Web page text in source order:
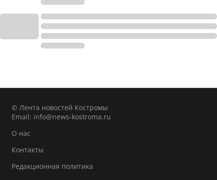
© Лента новостей Костромы
Email: info@news-kostroma.ru
О нас
Контакты
Редакционная политика